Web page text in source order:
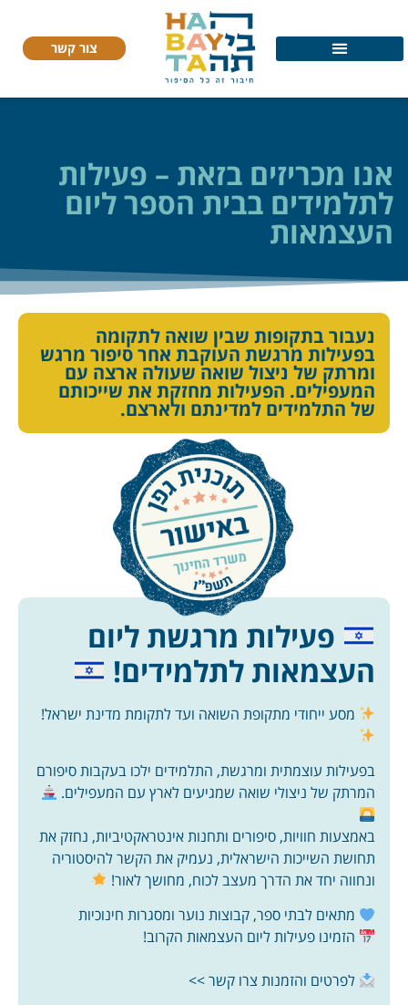
צור קשר
אנו מכריזים בזאת – פעילות
לתלמידים בבית הספר ליום
העצמאות
נעבור בתקופות שבין שואה לתקומה
בפעילות מרגשת העוקבת אחר סיפור מרגש
ומרתק של ניצול שואה שעולה ארצה עם
המעפילים. הפעילות מחזקת את שייכותם
של התלמידים למדינתם ולארצם.
פעילות מרגשת ליום
העצמאות לתלמידים!
מסע ייחודי מתקופת השואה ועד לתקומת מדינת ישראל!
בפעילות עוצמתית ומרגשת, התלמידים ילכו בעקבות סיפורם
המרתק של ניצולי שואה שמגיעים לארץ עם המעפילים.
באמצעות חוויות, סיפורים ותחנות אינטראקטיביות, נחזק את
תחושת השייכות הישראלית, נעמיק את הקשר להיסטוריה
ונחווה יחד את הדרך מעצב לכוח, מחושך לאור!
מתאים לבתי ספר, קבוצות נוער ומסגרות חינוכיות
הזמינו פעילות ליום העצמאות הקרוב!
לפרטים והזמנות צרו קשר >>